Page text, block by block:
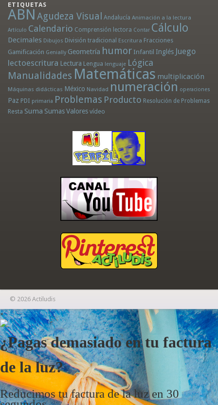
ETIQUETAS
ABN Agudeza Visual Andalucía Animación a la lectura
Artículo Calendario Comprensión lectora Contar Cálculo
Decimales Dibujos División tradicional Escritura Fracciones
Gamificación Genially Geometría humor Infantil Inglés Juego
lectoescritura Lectura Lengua lenguaje Lógica
Manualidades Matemáticas multiplicación
Máquinas didácticas México Navidad numeración operaciones
Paz PDI primaria Problemas Producto Resolución de Problemas
Resta Suma Sumas Valores vídeo
© 2026 Actiludis
×
¿Pagas demasiado en tu factura
de la luz?
Reducimos tu factura de la luz en 30